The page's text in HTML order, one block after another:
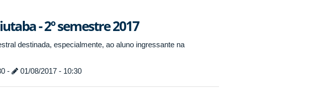
- 2º semestre 2017
destinada, especialmente, ao aluno ingressante na
- 01/08/2017 - 10:30